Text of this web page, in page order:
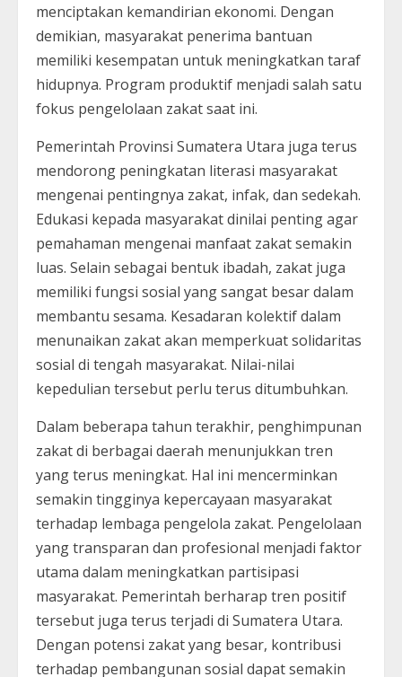
menciptakan kemandirian ekonomi. Dengan
demikian, masyarakat penerima bantuan
memiliki kesempatan untuk meningkatkan taraf
hidupnya. Program produktif menjadi salah satu
fokus pengelolaan zakat saat ini.
Pemerintah Provinsi Sumatera Utara juga terus
mendorong peningkatan literasi masyarakat
mengenai pentingnya zakat, infak, dan sedekah.
Edukasi kepada masyarakat dinilai penting agar
pemahaman mengenai manfaat zakat semakin
luas. Selain sebagai bentuk ibadah, zakat juga
memiliki fungsi sosial yang sangat besar dalam
membantu sesama. Kesadaran kolektif dalam
menunaikan zakat akan memperkuat solidaritas
sosial di tengah masyarakat. Nilai-nilai
kepedulian tersebut perlu terus ditumbuhkan.
Dalam beberapa tahun terakhir, penghimpunan
zakat di berbagai daerah menunjukkan tren
yang terus meningkat. Hal ini mencerminkan
semakin tingginya kepercayaan masyarakat
terhadap lembaga pengelola zakat. Pengelolaan
yang transparan dan profesional menjadi faktor
utama dalam meningkatkan partisipasi
masyarakat. Pemerintah berharap tren positif
tersebut juga terus terjadi di Sumatera Utara.
Dengan potensi zakat yang besar, kontribusi
terhadap pembangunan sosial dapat semakin